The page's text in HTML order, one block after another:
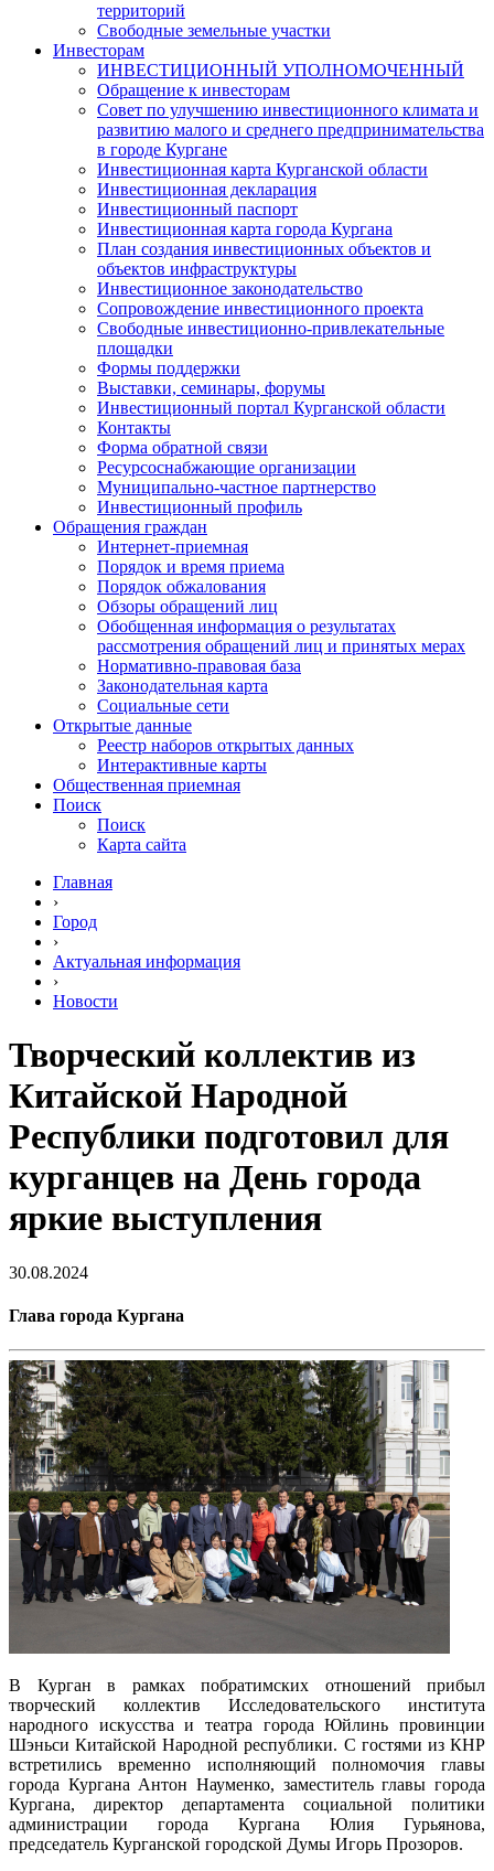
территорий
Свободные земельные участки
Инвесторам
ИНВЕСТИЦИОННЫЙ УПОЛНОМОЧЕННЫЙ
Обращение к инвесторам
Совет по улучшению инвестиционного климата и
развитию малого и среднего предпринимательства
в городе Кургане
Инвестиционная карта Курганской области
Инвестиционная декларация
Инвестиционный паспорт
Инвестиционная карта города Кургана
План создания инвестиционных объектов и
объектов инфраструктуры
Инвестиционное законодательство
Сопровождение инвестиционного проекта
Свободные инвестиционно-привлекательные
площадки
Формы поддержки
Выставки, семинары, форумы
Инвестиционный портал Курганской области
Контакты
Форма обратной связи
Ресурсоснабжающие организации
Муниципально-частное партнерство
Инвестиционный профиль
Обращения граждан
Интернет-приемная
Порядок и время приема
Порядок обжалования
Обзоры обращений лиц
Обобщенная информация о результатах
рассмотрения обращений лиц и принятых мерах
Нормативно-правовая база
Законодательная карта
Социальные сети
Открытые данные
Реестр наборов открытых данных
Интерактивные карты
Общественная приемная
Поиск
Поиск
Карта сайта
Главная
›
Город
›
Актуальная информация
›
Новости
Творческий коллектив из
Китайской Народной
Республики подготовил для
курганцев на День города
яркие выступления
30.08.2024
Глава города Кургана
В Курган в рамках побратимских отношений прибыл
творческий коллектив Исследовательского института
народного искусства и театра города Юйлинь провинции
Шэньси Китайской Народной республики. С гостями из КНР
встретились временно исполняющий полномочия главы
города Кургана Антон Науменко, заместитель главы города
Кургана, директор департамента социальной политики
администрации города Кургана Юлия Гурьянова,
председатель Курганской городской Думы Игорь Прозоров.